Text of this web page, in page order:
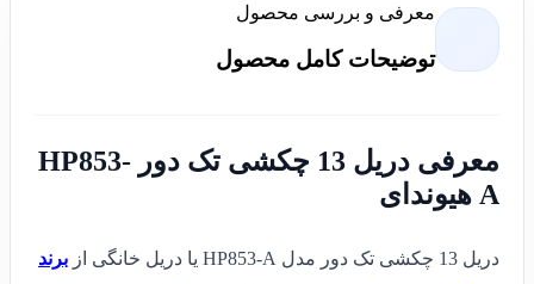
معرفی و بررسی محصول
توضیحات کامل محصول
معرفی دریل 13 چکشی تک دور HP853-
A هیوندای
دریل 13 چکشی تک دور مدل HP853-A یا دریل خانگی از
برند